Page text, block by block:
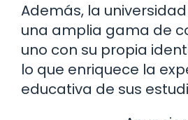
Además, la
una amplia gama de
uno con su propia
lo que enriquece la
educativa de sus